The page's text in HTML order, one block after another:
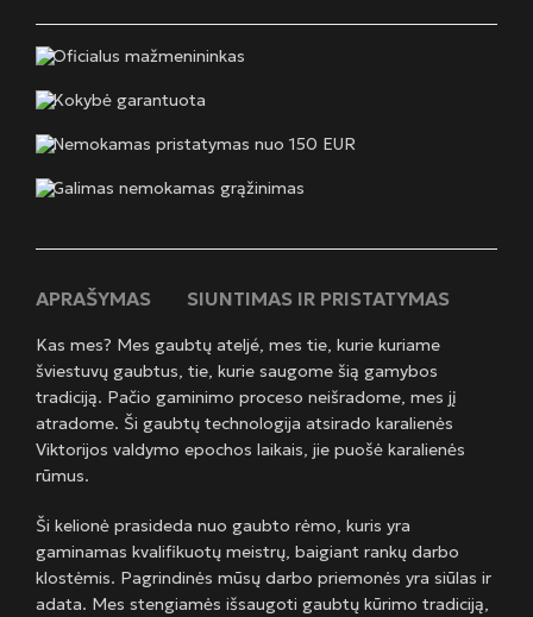
Oficialus mažmenininkas
Kokybė garantuota
Nemokamas pristatymas nuo 150 EUR
Galimas nemokamas grąžinimas
APRAŠYMAS SIUNTIMAS IR PRISTATYMAS
Kas mes? Mes gaubtų ateljé, mes tie, kurie kuriame
šviestuvų gaubtus, tie, kurie saugome šią gamybos
tradiciją. Pačio gaminimo proceso neišradome, mes jį
atradome. Ši gaubtų technologija atsirado karalienės
Viktorijos valdymo epochos laikais, jie puošė karalienės
rūmus.
Ši kelionė prasideda nuo gaubto rėmo, kuris yra
gaminamas kvalifikuotų meistrų, baigiant rankų darbo
klostėmis. Pagrindinės mūsų darbo priemonės yra siūlas ir
adata. Mes stengiamės išsaugoti gaubtų kūrimo tradiciją,